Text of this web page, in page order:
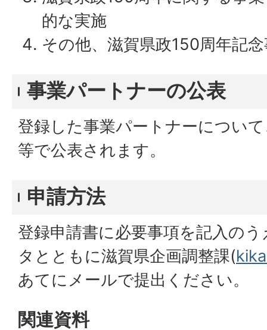
的な実施
その他、滋賀県政150周年記
事業パートナーの公表
登録した事業パートナーについ
等で公表されます。
申請方法
登録申請書に必要事項を記入の
タとともに滋賀県企画調整課(
あてにメールで提出ください。
関連資料